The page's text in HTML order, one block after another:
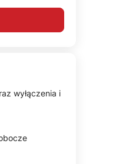
wyłączenia i